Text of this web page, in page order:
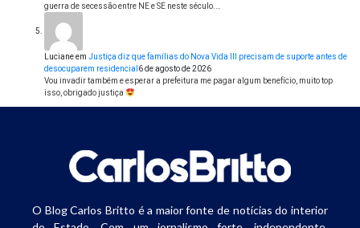
guerra de secessão entre NE e SE neste século.…
Lucianeem Justiça diz que famílias do Nova Vida III precisam de suporte antes de
desocuparem residencial 6 de agosto de 2026
Vou invadir também e esperar a prefeitura me pagar algum benefício, muito top
isso, obrigado justiça
O Blog Carlos Britto é a maior fonte de notícias do interior